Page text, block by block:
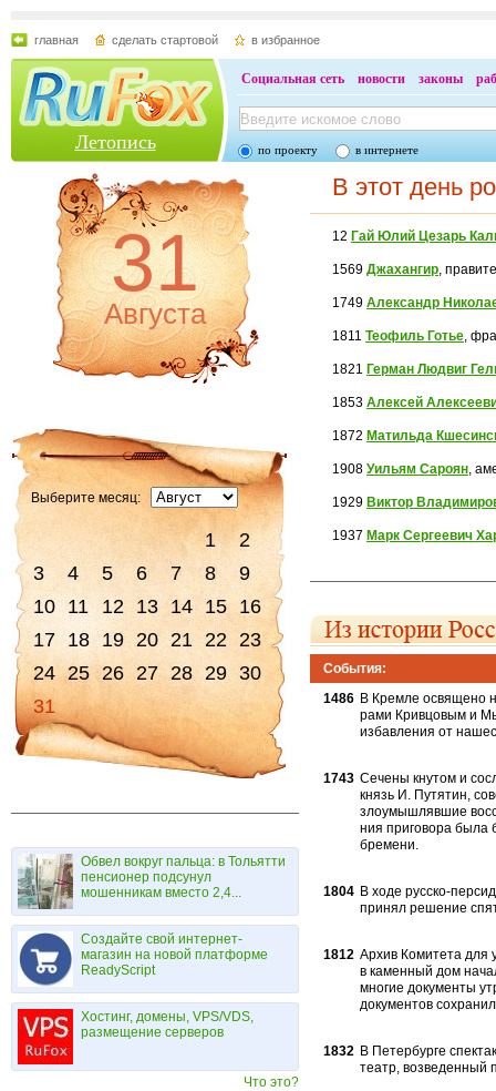
главная сделать стартовой в избранное
Летопись
Социальная сеть новости законы
по проекту в интернете
31
Августа
Выберите месяц:
1
2
3
4 5 6 7 8
9
10 11 12 13 14 15 16
17 18 19 20 21 22 23
24 25 26 27 28 29 30
31
Обвел вокруг пальца: в Тольятти
пенсионер подсунул
мошенникам вместо 2,4...
Создайте свой интернет-
магазин на новой платформе
ReadyScript
Хостинг, домены, VPS/VDS,
размещение серверов
Что это?
В этот день
12 Гай Юлий Цезарь
1569Джахангир,
1749Александр
1811Теофиль Готье,
1821 Герман Людвиг
1853Алексей
1872 Матильда
1908Уильям Сароян,
1929 Виктор
1937 Марк Сергеевич
События:
1486 В Кремле освящено
рами Кривцовым и
избавления от
1743 Сечены кнутом и
князь И. Путятин,
злоумышлявшие
ния приговора была
бремени.
1804 В ходе русско-
принял ре­шение
1812 Архив Комитета для
в каменный дом
многие документы
документов
1832 В Петербурге
театр, возведенный